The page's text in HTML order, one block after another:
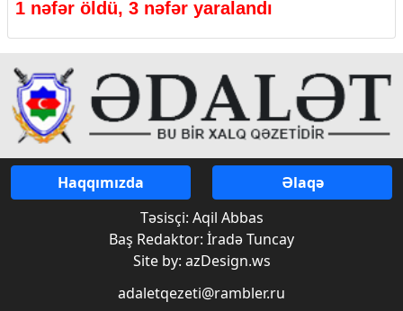
1 nəfər öldü, 3 nəfər yaralandı
Haqqımızda
Əlaqə
Təsisçi: Aqil Abbas
Baş Redaktor: İradə Tuncay
Site by: azDesign.ws
adaletqezeti@rambler.ru